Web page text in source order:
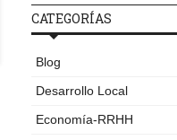
CATEGORÍAS
Blog
Desarrollo Local
Economía-RRHH